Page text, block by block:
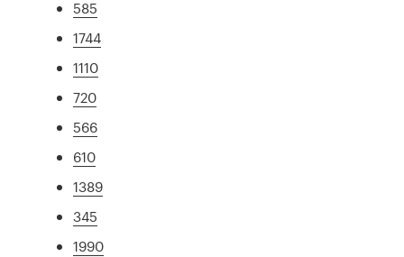
585
1744
1110
720
566
610
1389
345
1990